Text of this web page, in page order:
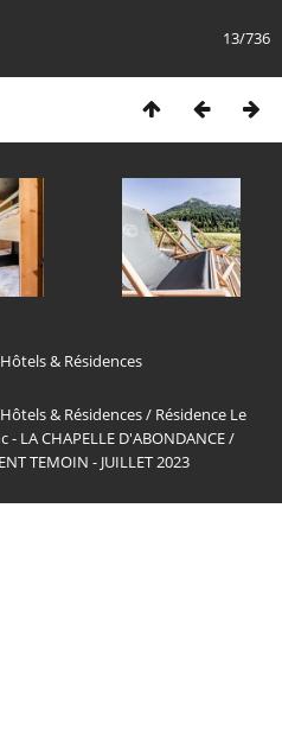
13/736
& Résidences
& Résidences/ Résidence Le
- LA CHAPELLE D'ABONDANCE/
TEMOIN - JUILLET 2023